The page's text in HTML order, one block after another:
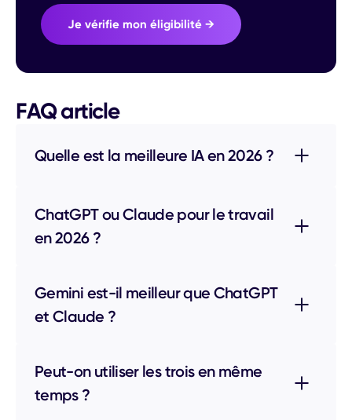
Je vérifie mon éligibilité →
FAQ article
Quelle est la meilleure IA en 2026 ? ‍
ChatGPT ou Claude pour le travail
en 2026 ?‍
Gemini est-il meilleur que ChatGPT
et Claude ?‍
Peut-on utiliser les trois en même
temps ?‍